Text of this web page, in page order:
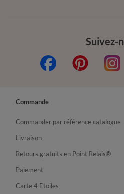
Suivez-
Commande
Commander par référence catalogue
Livraison
Retours gratuits en Point Relais®
Paiement
Carte 4 Etoiles